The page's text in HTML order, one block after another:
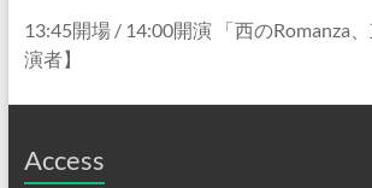
13:45開場 / 14:00開演 「西のRomanza
演者】
Access